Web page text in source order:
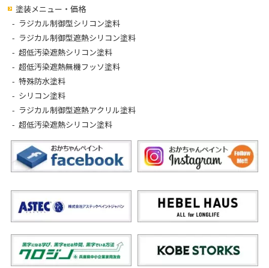
塗装メニュー・価格
ラジカル制御型シリコン塗料
ラジカル制御型遮熱シリコン塗料
超低汚染遮熱シリコン塗料
超低汚染遮熱無機フッソ塗料
特殊防水塗料
シリコン塗料
ラジカル制御型遮熱アクリル塗料
超低汚染遮熱シリコン塗料